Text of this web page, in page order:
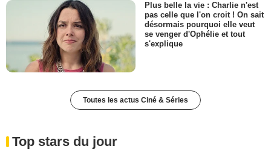
Plus belle la vie : Charlie n'est
pas celle que l'on croit ! On sait
désormais pourquoi elle veut
se venger d'Ophélie et tout
s'explique
Toutes les actus Ciné & Séries
Top stars du jour